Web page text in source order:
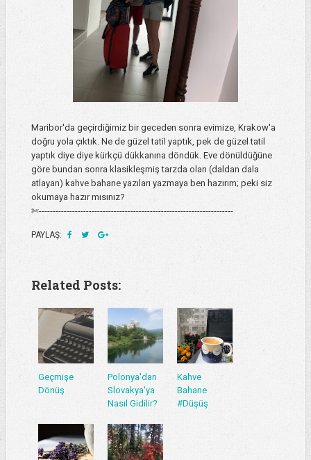
Maribor'da geçirdiğimiz bir geceden sonra evimize, Krakow'a
doğru yola çıktık. Ne de güzel tatil yaptık, pek de güzel tatil
yaptık diye diye kürkçü dükkanına döndük. Eve dönüldüğüne
göre bundan sonra klasikleşmiş tarzda olan (daldan dala
atlayan) kahve bahane yazıları yazmaya ben hazırım; peki siz
okumaya hazır mısınız?
✄----------------------------------------------------------------------
PAYLAŞ:
Related Posts:
Geçmişe
Dönüş
Polonya'dan
Slovakya'ya
Nasıl Gidilir?
Kahve
Bahane
#Düşüş